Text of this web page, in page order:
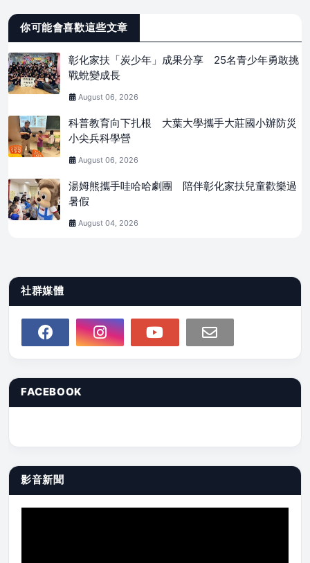
你可能會喜歡這些文章
彰化家扶「炭少年」成果分享 25名青少年勇敢挑
戰蛻變成長
August 06, 2026
科普教育向下扎根 大葉大學攜手大莊國小辦防災
小尖兵科學營
August 06, 2026
湯姆熊攜手哇哈哈劇團 陪伴彰化家扶兒童歡樂過
暑假
August 04, 2026
社群媒體
FACEBOOK
影音新聞